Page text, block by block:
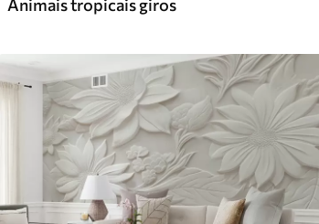
Animais tropicais giros